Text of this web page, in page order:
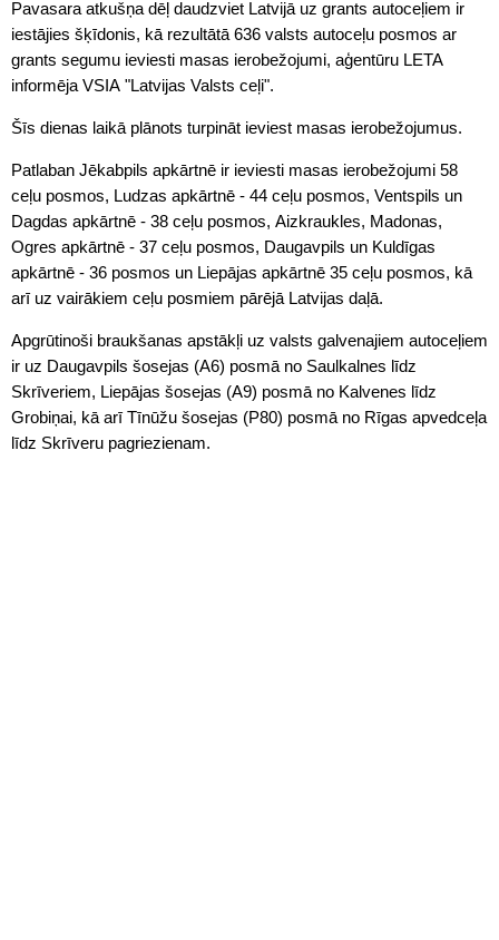
Pavasara atkušņa dēļ daudzviet Latvijā uz grants autoceļiem ir
iestājies šķīdonis, kā rezultātā 636 valsts autoceļu posmos ar
grants segumu ieviesti masas ierobežojumi, aģentūru LETA
informēja VSIA "Latvijas Valsts ceļi".
Šīs dienas laikā plānots turpināt ieviest masas ierobežojumus.
Patlaban Jēkabpils apkārtnē ir ieviesti masas ierobežojumi 58
ceļu posmos, Ludzas apkārtnē - 44 ceļu posmos, Ventspils un
Dagdas apkārtnē - 38 ceļu posmos, Aizkraukles, Madonas,
Ogres apkārtnē - 37 ceļu posmos, Daugavpils un Kuldīgas
apkārtnē - 36 posmos un Liepājas apkārtnē 35 ceļu posmos, kā
arī uz vairākiem ceļu posmiem pārējā Latvijas daļā.
Apgrūtinoši braukšanas apstākļi uz valsts galvenajiem autoceļiem
ir uz Daugavpils šosejas (A6) posmā no Saulkalnes līdz
Skrīveriem, Liepājas šosejas (A9) posmā no Kalvenes līdz
Grobiņai, kā arī Tīnūžu šosejas (P80) posmā no Rīgas apvedceļa
līdz Skrīveru pagriezienam.